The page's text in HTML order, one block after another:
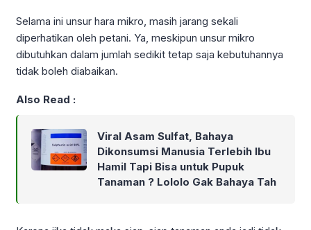
Selama ini unsur hara mikro, masih jarang sekali
diperhatikan oleh petani. Ya, meskipun unsur mikro
dibutuhkan dalam jumlah sedikit tetap saja kebutuhannya
tidak boleh diabaikan.
Also Read :
Viral Asam Sulfat, Bahaya
Dikonsumsi Manusia Terlebih Ibu
Hamil Tapi Bisa untuk Pupuk
Tanaman ? Lololo Gak Bahaya Tah